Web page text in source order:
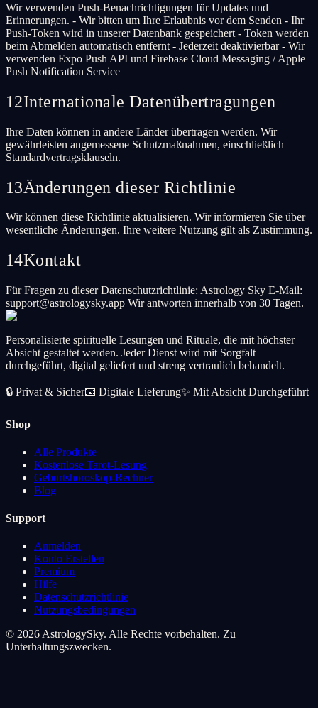
Wir verwenden Push-Benachrichtigungen für Updates und
Erinnerungen. - Wir bitten um Ihre Erlaubnis vor dem Senden - Ihr
Push-Token wird in unserer Datenbank gespeichert - Token werden
beim Abmelden automatisch entfernt - Jederzeit deaktivierbar - Wir
verwenden Expo Push API und Firebase Cloud Messaging / Apple
Push Notification Service
12Internationale Datenübertragungen
Ihre Daten können in andere Länder übertragen werden. Wir
gewährleisten angemessene Schutzmaßnahmen, einschließlich
Standardvertragsklauseln.
13Änderungen dieser Richtlinie
Wir können diese Richtlinie aktualisieren. Wir informieren Sie über
wesentliche Änderungen. Ihre weitere Nutzung gilt als Zustimmung.
14Kontakt
Für Fragen zu dieser Datenschutzrichtlinie: Astrology Sky E-Mail:
support@astrologysky.app Wir antworten innerhalb von 30 Tagen.
Personalisierte spirituelle Lesungen und Rituale, die mit höchster
Absicht gestaltet werden. Jeder Dienst wird mit Sorgfalt
durchgeführt, digital geliefert und streng vertraulich behandelt.
🔒 Privat & Sicher📧 Digitale Lieferung✨ Mit Absicht Durchgeführt
Shop
Alle Produkte
Kostenlose Tarot-Lesung
Geburtshoroskop-Rechner
Blog
Support
Anmelden
Konto Erstellen
Premium
Hilfe
Datenschutzrichtlinie
Nutzungsbedingungen
© 2026 AstrologySky. Alle Rechte vorbehalten. Zu
Unterhaltungszwecken.